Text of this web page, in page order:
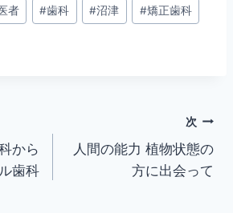
者 #歯科 #沼津 #矯正歯科
から
歯科
次
人間の能力 植物状態の
方に出会って